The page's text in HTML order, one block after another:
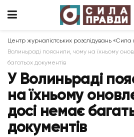
Центр журналістських розслідувань «Сила
Волиньраді пояснили, чому на їхньому
багатьох документів
У Волиньраді
на їхньому
досі немає
документів